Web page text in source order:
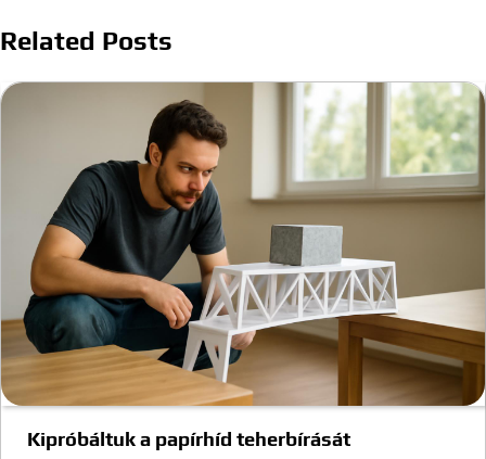
Related Posts
Kipróbáltuk a papírhíd teherbírását